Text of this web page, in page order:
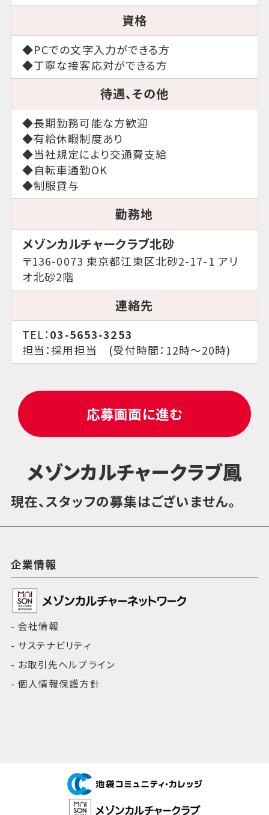
資格
◆PCでの文字入力ができる方
◆丁寧な接客応対ができる方
待遇、その他
◆長期勤務可能な方歓迎
◆有給休暇制度あり
◆当社規定により交通費支給
◆自転車通勤OK
◆制服貸与
勤務地
メゾンカルチャークラブ北砂
〒136-0073 東京都江東区北砂2-17-1 アリ
オ北砂2階
連絡先
TEL：03-5653-3253
担当：採用担当 (受付時間：12時～20時)
応募画面に進む
メゾンカルチャークラブ鳳
現在、スタッフの募集はございません。
企業情報
会社情報
サステナビリティ
お取引先ヘルプライン
個人情報保護方針